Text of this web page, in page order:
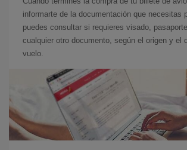
informarte de la documentación que necesitas
puedes consultar si requieres visado,
cualquier otro documento, según el origen y el
vuelo.